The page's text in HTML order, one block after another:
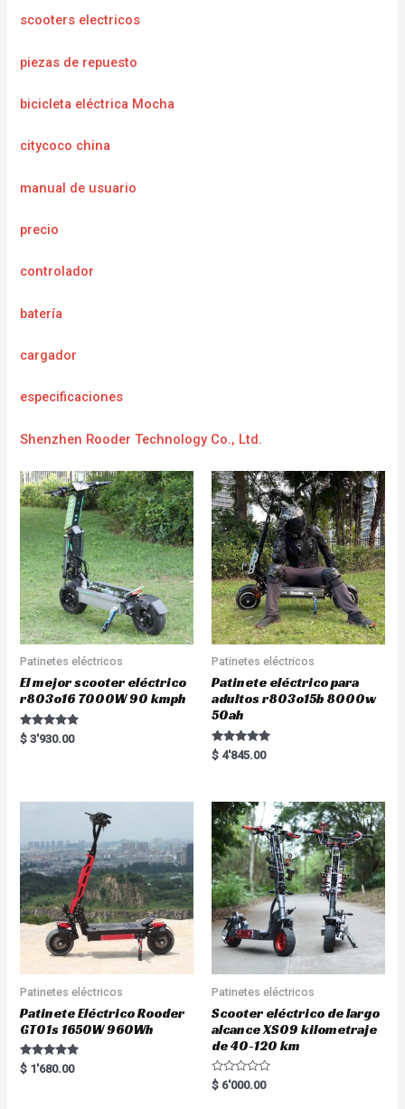
scooters electricos
piezas de repuesto
bicicleta eléctrica Mocha
citycoco china
manual de usuario
precio
controlador
batería
cargador
especificaciones
Shenzhen Rooder Technology Co., Ltd.
Patinetes eléctricos
El mejor scooter eléctrico
r803o16 7000W 90 kmph
Rated
5.00
$ 3'930.00
Patinetes eléctricos
Patinete eléctrico para
adultos r803o15b 8000w
50ah
Rated
5.00
$ 4'845.00
Patinetes eléctricos
Patinete Eléctrico Rooder
GT01s 1650W 960Wh
Rated
5.00
$ 1'680.00
Patinetes eléctricos
Scooter eléctrico de largo
alcance XS09 kilometraje
de 40-120 km
R
a
$ 6'000.00